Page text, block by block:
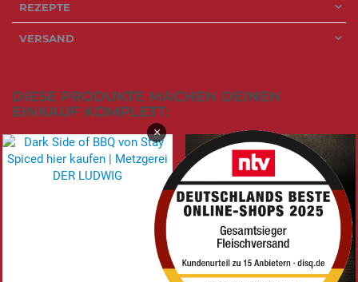
REZEPTE
VERSAND
DIESE PRODUKTE MACHEN DEINEN
EINKAUF KOMPLETT:
×